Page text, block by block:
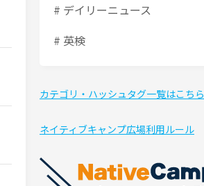
# デイリーニュース
# 英検
カテゴリ・ハッシュタグ一覧はこちら
ネイティブキャンプ広場利用ルール